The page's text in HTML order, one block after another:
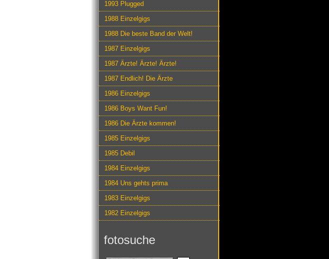
1993 Plugged
1988 Einzelgigs
1988 Die beste Band der Welt!
1987 Einzelgigs
1987 Ärzte! Ärzte! Ärzte!
1987 Endlich! Die Ärzte
1986 Einzelgigs
1986 Boys Want Fun!
1986 Die Ärzte kommen!
1985 Einzelgigs
1985 Debil
1984 Einzelgigs
1984 Uns gehts prima
1983 Einzelgigs
1982 Einzelgigs
fotosuche